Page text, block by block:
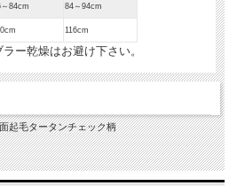
84cm 84～94cm
116cm
ー乾燥はお避け下さい。
面起毛タータンチェック柄